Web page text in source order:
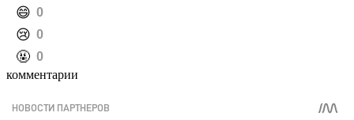
️😄 0
️😢 0
️🤬 0
комментарии